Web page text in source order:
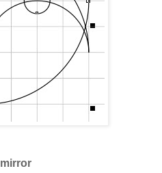
mirror